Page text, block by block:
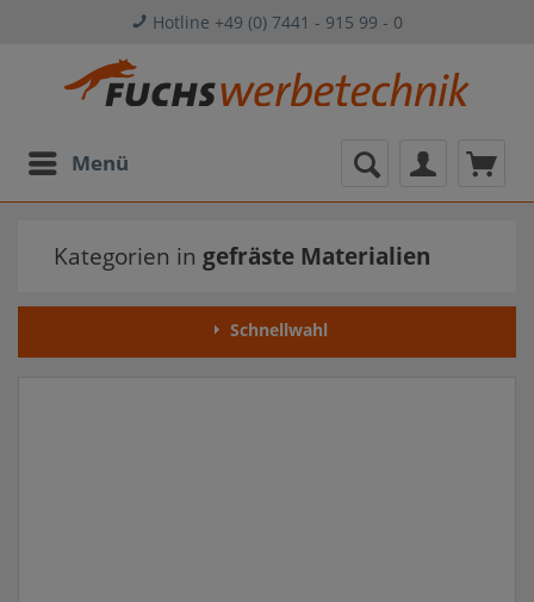
Hotline +49 (0) 7441 - 915 99 - 0
Menü
Kategorien in gefräste Materialien
Schnellwahl